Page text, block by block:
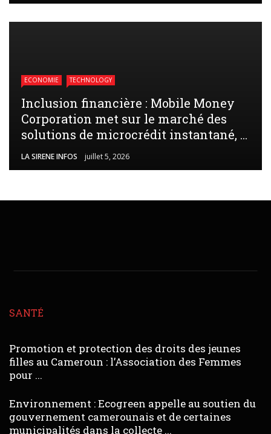
ECONOMIE TECHNOLOGY
Inclusion financière : Mobile Money
Corporation met sur le marché des
solutions de microcrédit instantané, ...
LA SIRENE INFOS juillet 5, 2026
SANTÉ
Promotion et protection des droits des jeunes
filles au Cameroun : l’Association des Femmes
pour ...
Environnement : Ecogreen appelle au soutien du
gouvernement camerounais et de certaines
municipalités dans la collecte ...